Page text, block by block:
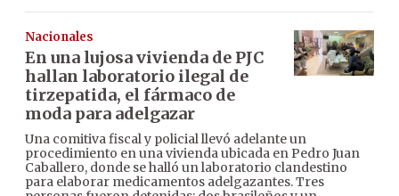
Nacionales
En una lujosa vivienda de PJC
hallan laboratorio ilegal de
tirzepatida, el fármaco de
moda para adelgazar
Una comitiva fiscal y policial llevó adelante un
procedimiento en una vivienda ubicada en Pedro Juan
Caballero, donde se halló un laboratorio clandestino
para elaborar medicamentos adelgazantes. Tres